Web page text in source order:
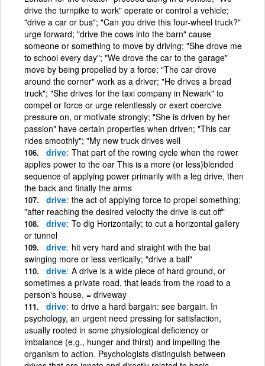
drive the turnpike to work" operate or control a vehicle;
"drive a car or bus"; "Can you drive this four-wheel truck?"
urge forward; "drive the cows into the barn" cause
someone or something to move by driving; "She drove me
to school every day"; "We drove the car to the garage"
move by being propelled by a force; "The car drove
around the corner" work as a driver; "He drives a bread
truck"; "She drives for the taxi company in Newark" to
compel or force or urge relentlessly or exert coercive
pressure on, or motivate strongly; "She is driven by her
passion" have certain properties when driven; "This car
rides smoothly"; "My new truck drives well
drive That part of the rowing cycle when the rower
applies power to the oar This is a more (or less)blended
sequence of applying power primarily with a leg drive, then
the back and finally the arms
drive the act of applying force to propel something;
"after reaching the desired velocity the drive is cut off"
drive To dig Horizontally; to cut a horizontal gallery
or tunnel
drive hit very hard and straight with the bat
swinging more or less vertically; "drive a ball"
drive A drive is a wide piece of hard ground, or
sometimes a private road, that leads from the road to a
person's house. = driveway
drive to drive a hard bargain: see bargain. In
psychology, an urgent need pressing for satisfaction,
usually rooted in some physiological deficiency or
imbalance (e.g., hunger and thirst) and impelling the
organism to action. Psychologists distinguish between